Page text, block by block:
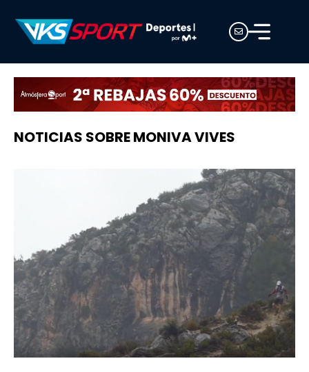
NOTICIAS SOBRE MONIVA VIVES